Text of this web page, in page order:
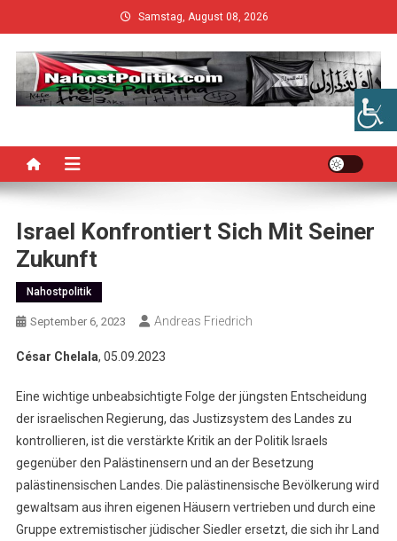
to
content
Samstag, August 08, 2026
Israel Konfrontiert Sich Mit Seiner
Zukunft
Nahostpolitik
September 6, 2023 Andreas Friedrich
César Chelala, 05.09.2023
Eine wichtige unbeabsichtigte Folge der jüngsten Entscheidung
der israelischen Regierung, das Justizsystem des Landes zu
kontrollieren, ist die verstärkte Kritik an der Politik Israels
gegenüber den Palästinensern und an der Besetzung
palästinensischen Landes. Die palästinensische Bevölkerung wird
gewaltsam aus ihren eigenen Häusern vertrieben und durch eine
Gruppe extremistischer jüdischer Siedler ersetzt, die sich ihr Land